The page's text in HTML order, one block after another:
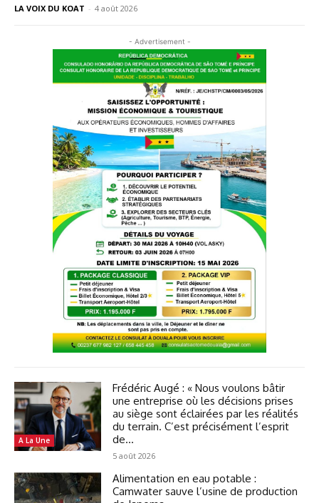
LA VOIX DU KOAT - 4 août 2026
- Advertisement -
A La Une
Frédéric Augé : « Nous voulons bâtir
une entreprise où les décisions prises
au siège sont éclairées par les réalités
du terrain. C’est précisément l’esprit
de...
5 août 2026
Alimentation en eau potable :
Camwater sauve l’usine de production